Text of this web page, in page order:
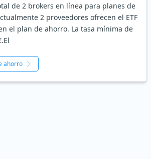
de 2 brokers en línea para planes de
2 proveedores ofrecen el ETF
el plan de ahorro. La tasa mínima de
ahorro